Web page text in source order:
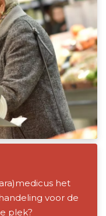
het
voor de
plek?